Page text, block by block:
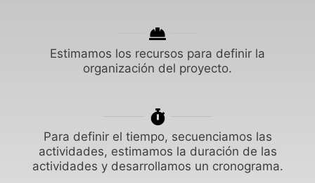
Estimamos los recursos para definir la
organización del proyecto.
Para definir el tiempo, secuenciamos las
actividades, estimamos la duración de las
actividades y desarrollamos un cronograma.